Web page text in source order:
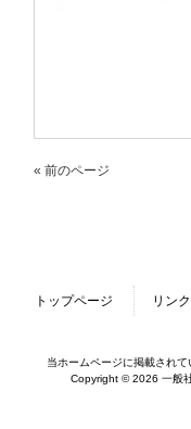
« 前のページ
トップページ リンク
当ホームページに掲載され
Copyright © 2026 一般